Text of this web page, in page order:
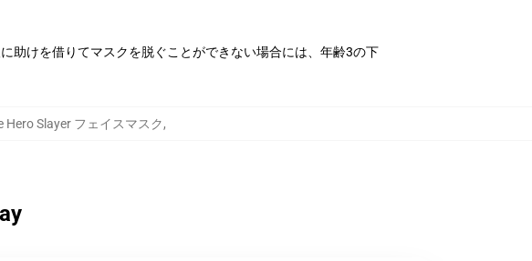
助けを借りてマスクを脱ぐことができない場合には、年齢3の下
Hero Slayer フェイスマスク,